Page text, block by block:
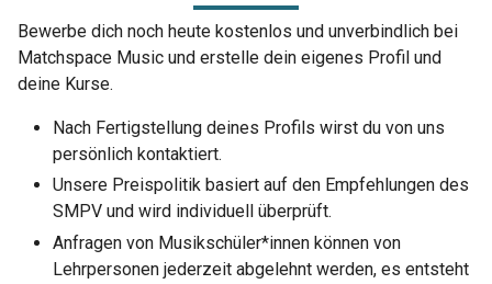
Bewerbe dich noch heute kostenlos und unverbindlich bei
Matchspace Music und erstelle dein eigenes Profil und
deine Kurse.
Nach Fertigstellung deines Profils wirst du von uns
persönlich kontaktiert.
Unsere Preispolitik basiert auf den Empfehlungen des
SMPV und wird individuell überprüft.
Anfragen von Musikschüler*innen können von
Lehrpersonen jederzeit abgelehnt werden, es entsteht